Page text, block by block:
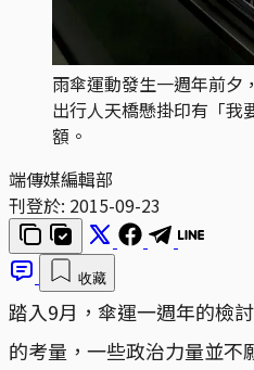
雨傘運動發生一週年前夕
出行人天橋懸掛印有「我
額。
端傳媒編輯部
刊登於: 2015-09-23
收藏
踏入9月，傘運一週年的檢
的考量，一些政治力量並